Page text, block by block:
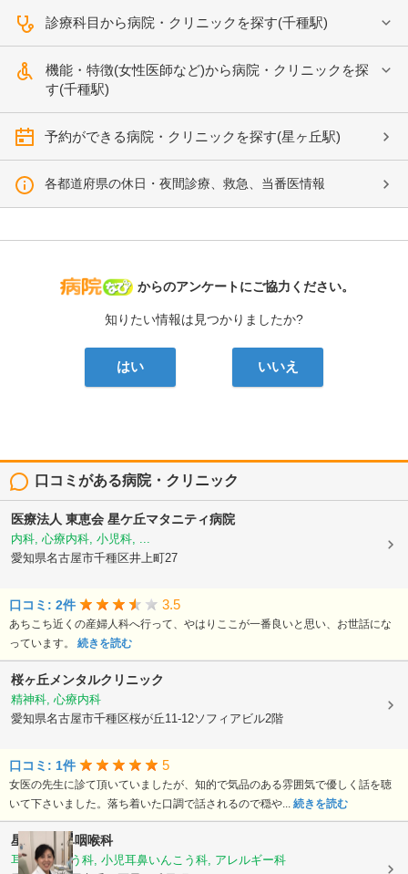
診療科目から病院・クリニックを探す(千種駅)
機能・特徴(女性医師など)から病院・クリニックを探
す(千種駅)
予約ができる病院・クリニックを探す(星ヶ丘駅)
各都道府県の休日・夜間診療、救急、当番医情報
病院なび
からのアンケートにご協力ください。
知りたい情報は見つかりましたか?
はい いいえ
口コミがある病院・クリニック
医療法人 東恵会 星ケ丘マタニティ病院
内科, 心療内科, 小児科, ...
愛知県名古屋市千種区井上町27
口コミ: 2件 3.5
あちこち近くの産婦人科へ行って、やはりここが一番良いと思い、お世話にな
っています。 続きを読む
桜ヶ丘メンタルクリニック
精神科, 心療内科
愛知県名古屋市千種区桜が丘11-12ソフィアビル2階
口コミ: 1件 5
女医の先生に診て頂いていましたが、知的で気品のある雰囲気で優しく話を聴
いて下さいました。落ち着いた口調で話されるので穏や... 続きを読む
星が丘耳鼻咽喉科
耳鼻いんこう科, 小児耳鼻いんこう科, アレルギー科